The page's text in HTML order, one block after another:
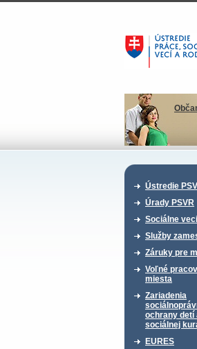
Ústredie
Úrady PSVR
Sociálne
Služby
Záruky pre
Voľné
miesta
Zariadenia
ochrany detí
sociálnej
EURES